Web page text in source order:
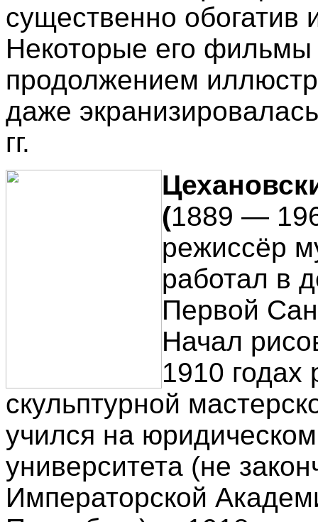
существенно обогатив
Некоторые его
продолжением
даже
гг.
(1889 —
режиссёр
работал в
Первой
Начал
1910 годах
скульптурной
учился на
университета (не
Императорской